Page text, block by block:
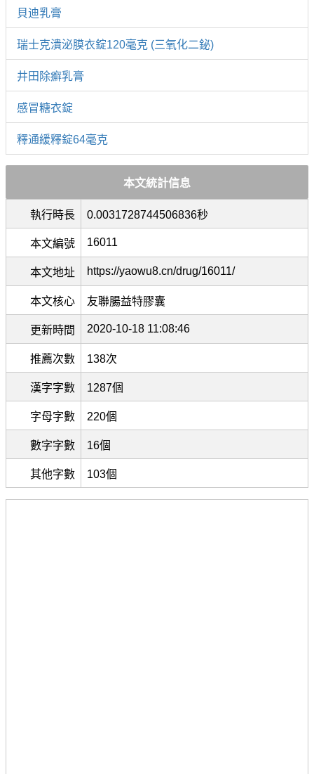
貝迪乳膏
瑞士克潰泌膜衣錠120毫克 (三氧化二鉍)
井田除癬乳膏
感冒糖衣錠
釋通緩釋錠64毫克
本文統計信息
執行時長 0.0031728744506836秒
本文編號 16011
本文地址 https://yaowu8.cn/drug/16011/
本文核心 友聯腸益特膠囊
更新時間 2020-10-18 11:08:46
推薦次數 138次
漢字字數 1287個
字母字數 220個
數字字數 16個
其他字數 103個